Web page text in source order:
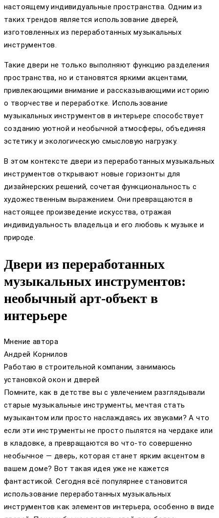
настоящему индивидуальные пространства. Одним из
таких трендов является использование дверей,
изготовленных из переработанных музыкальных
инструментов.
Такие двери не только выполняют функцию разделения
пространства, но и становятся яркими акцентами,
привлекающими внимание и рассказывающими историю
о творчестве и переработке. Использование
музыкальных инструментов в интерьере способствует
созданию уютной и необычной атмосферы, объединяя
эстетику и экологическую смысловую нагрузку.
В этом контексте двери из переработанных музыкальных
инструментов открывают новые горизонты для
дизайнерских решений, сочетая функциональность с
художественным выражением. Они превращаются в
настоящее произведение искусства, отражая
индивидуальность владельца и его любовь к музыке и
природе.
Двери из переработанных
музыкальных инструментов:
необычный арт-объект в
интерьере
Мнение автора
Андрей Корнилов
Работаю в строительной компании, занимаюсь
установкой окон и дверей
Помните, как в детстве вы с увлечением разглядывали
старые музыкальные инструменты, мечтая стать
музыкантом или просто наслаждаясь их звуками? А что
если эти инструменты не просто пылятся на чердаке или
в кладовке, а превращаются во что-то совершенно
необычное — дверь, которая станет ярким акцентом в
вашем доме? Вот такая идея уже не кажется
фантастикой. Сегодня всё популярнее становится
использование переработанных музыкальных
инструментов как элементов интерьера, особенно в виде